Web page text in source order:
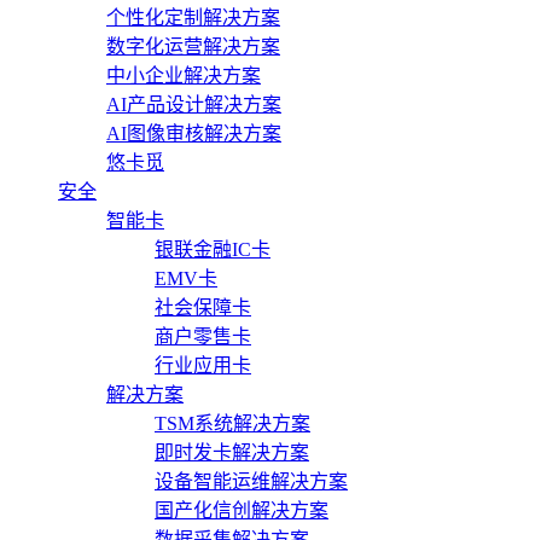
个性化定制解决方案
数字化运营解决方案
中小企业解决方案
AI产品设计解决方案
AI图像审核解决方案
悠卡觅
安全
智能卡
银联金融IC卡
EMV卡
社会保障卡
商户零售卡
行业应用卡
解决方案
TSM系统解决方案
即时发卡解决方案
设备智能运维解决方案
国产化信创解决方案